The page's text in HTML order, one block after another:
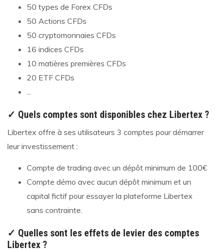
50 types de Forex CFDs
50 Actions CFDs
50 cryptomonnaies CFDs
16 indices CFDs
10 matières premières CFDs
20 ETF CFDs
✓ Quels comptes sont disponibles chez Libertex ?
Libertex offre à ses utilisateurs 3 comptes pour démarrer
leur investissement :
Compte de trading avec un dépôt minimum de 100€
Compte démo avec aucun dépôt minimum et un
capital fictif pour essayer la plateforme Libertex
sans contrainte.
✓ Quelles sont les effets de levier des comptes
Libertex ?